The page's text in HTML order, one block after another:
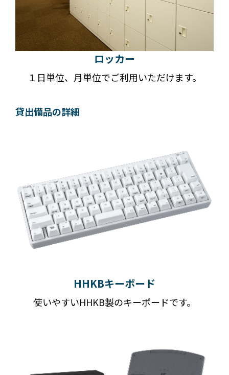
ロッカー
１日単位、月単位でご利用いただけます。
貸出備品の詳細
HHKBキーボード
使いやすいHHKB製のキーボードです。